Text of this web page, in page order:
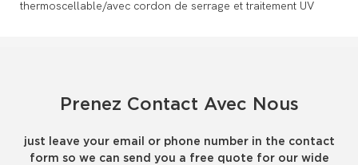
Prenez Contact Avec Nous
just leave your email or phone number in the contact
form so we can send you a free quote for our wide